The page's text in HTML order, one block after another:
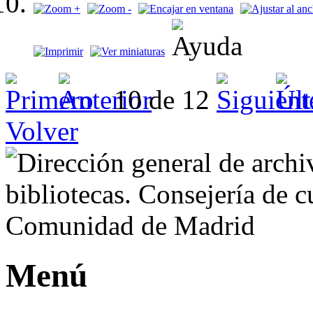
10 de 12
Volver
Menú